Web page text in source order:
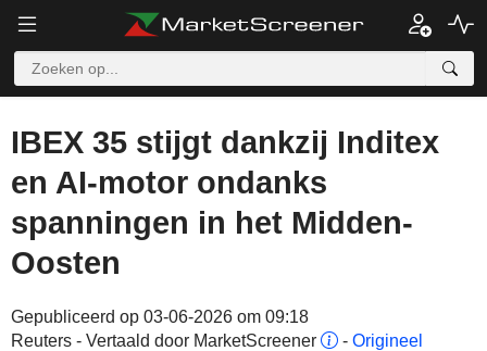
IBEX 35 stijgt dankzij Inditex
en AI-motor ondanks
spanningen in het Midden-
Oosten
Gepubliceerd op 03-06-2026 om 09:18
Reuters - Vertaald door MarketScreener
- Origineel